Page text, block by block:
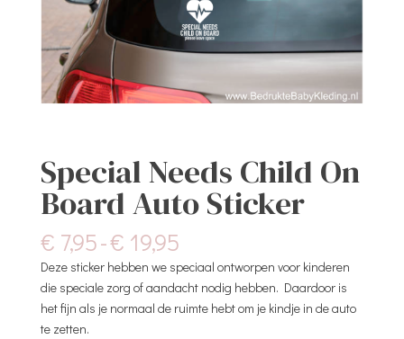
Special Needs Child On
Board Auto Sticker
€ 7,95-€ 19,95Prijsklasse:
€ 7,95
tot
€ 19,95
Deze sticker hebben we speciaal ontworpen voor kinderen
die speciale zorg of aandacht nodig hebben. Daardoor is
het fijn als je normaal de ruimte hebt om je kindje in de auto
te zetten.